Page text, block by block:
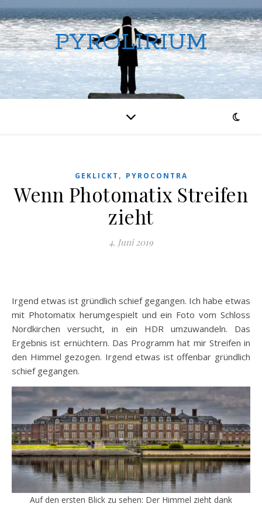
PYROLIRIUM
GEKLICKT , PYROCONTRA
Wenn Photomatix Streifen
zieht
4. Juni 2019
Irgend etwas ist gründlich schief gegangen. Ich habe etwas
mit Photomatix herumgespielt und ein Foto vom Schloss
Nordkirchen versucht, in ein HDR umzuwandeln. Das
Ergebnis ist ernüchtern. Das Programm hat mir Streifen in
den Himmel gezogen. Irgend etwas ist offenbar gründlich
schief gegangen.
Auf den ersten Blick zu sehen: Der Himmel zieht dank